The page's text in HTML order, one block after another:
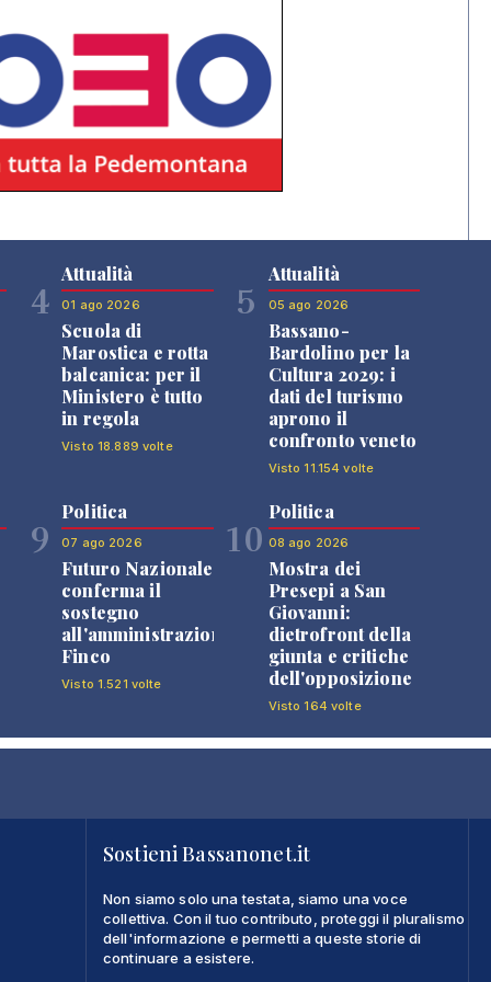
4
Attualità
01 ago 2026
Scuola di
Marostica e rotta
balcanica: per il
Ministero è tutto
in regola
Visto 18.889 volte
5
Attualità
05 ago 2026
Bassano-
Bardolino per la
Cultura 2029: i
dati del turismo
aprono il
confronto veneto
Visto 11.154 volte
9
Politica
07 ago 2026
Futuro Nazionale
conferma il
sostegno
all'amministrazione
Finco
Visto 1.521 volte
10
Politica
08 ago 2026
Mostra dei
Presepi a San
Giovanni:
dietrofront della
giunta e critiche
dell'opposizione
Visto 164 volte
Sostieni Bassanonet.it
Non siamo solo una testata, siamo una voce
collettiva. Con il tuo contributo, proteggi il pluralismo
dell'informazione e permetti a queste storie di
continuare a esistere.